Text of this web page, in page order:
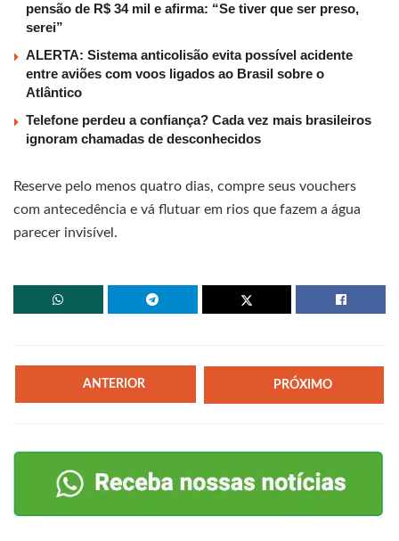
pensão de R$ 34 mil e afirma: “Se tiver que ser preso,
serei”
ALERTA: Sistema anticolisão evita possível acidente
entre aviões com voos ligados ao Brasil sobre o
Atlântico
Telefone perdeu a confiança? Cada vez mais brasileiros
ignoram chamadas de desconhecidos
Reserve pelo menos quatro dias, compre seus vouchers
com antecedência e vá flutuar em rios que fazem a água
parecer invisível.
ANTERIOR PRÓXIMO